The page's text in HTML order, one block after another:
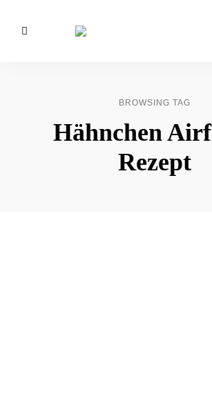
Food
KochrezepteBROWSING TAG
Hähnchen
Rezept